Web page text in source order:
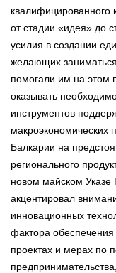
квалифицированного
от стадии «идея» до
усилия в создании
желающих
помогали им на этом
оказывать
инструментов
макроэкономических
Балкарии на
регионального
новом майском Указе
акцентировал
инновационных
фактора
проектах и мерах по